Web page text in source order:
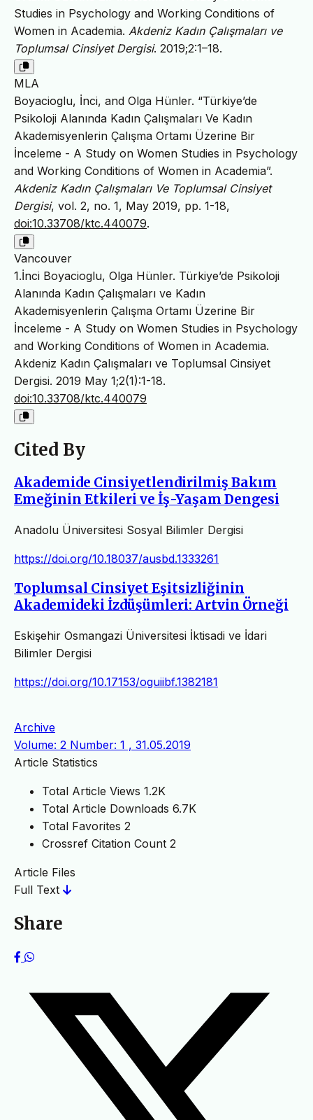
Studies in Psychology and Working Conditions of
Women in Academia. Akdeniz Kadın Çalışmaları ve
Toplumsal Cinsiyet Dergisi. 2019;2:1–18.
MLA
Boyacioglu, İnci, and Olga Hünler. “Türkiye’de
Psikoloji Alanında Kadın Çalışmaları Ve Kadın
Akademisyenlerin Çalışma Ortamı Üzerine Bir
İnceleme - A Study on Women Studies in Psychology
and Working Conditions of Women in Academia”.
Akdeniz Kadın Çalışmaları Ve Toplumsal Cinsiyet
Dergisi, vol. 2, no. 1, May 2019, pp. 1-18,
doi:10.33708/ktc.440079.
Vancouver
1.İnci Boyacioglu, Olga Hünler. Türkiye’de Psikoloji
Alanında Kadın Çalışmaları ve Kadın
Akademisyenlerin Çalışma Ortamı Üzerine Bir
İnceleme - A Study on Women Studies in Psychology
and Working Conditions of Women in Academia.
Akdeniz Kadın Çalışmaları ve Toplumsal Cinsiyet
Dergisi. 2019 May 1;2(1):1-18.
doi:10.33708/ktc.440079
Cited By
Akademide Cinsiyetlendirilmiş Bakım
Emeğinin Etkileri ve İş-Yaşam Dengesi
Anadolu Üniversitesi Sosyal Bilimler Dergisi
https://doi.org/10.18037/ausbd.1333261
Toplumsal Cinsiyet Eşitsizliğinin
Akademideki İzdüşümleri: Artvin Örneği
Eskişehir Osmangazi Üniversitesi İktisadi ve İdari
Bilimler Dergisi
https://doi.org/10.17153/oguiibf.1382181
Archive
Volume: 2 Number: 1 , 31.05.2019
Article Statistics
Total Article Views 1.2K
Total Article Downloads 6.7K
Total Favorites 2
Crossref Citation Count 2
Article Files
Full Text
Share